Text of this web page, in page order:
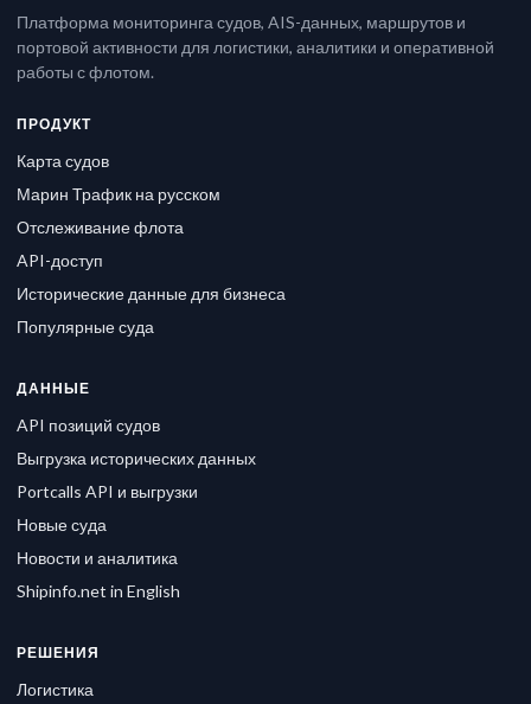
Платформа мониторинга судов, AIS-данных, маршрутов и
портовой активности для логистики, аналитики и оперативной
работы с флотом.
ПРОДУКТ
Карта судов
Марин Трафик на русском
Отслеживание флота
API-доступ
Исторические данные для бизнеса
Популярные суда
ДАННЫЕ
API позиций судов
Выгрузка исторических данных
Portcalls API и выгрузки
Новые суда
Новости и аналитика
Shipinfo.net in English
РЕШЕНИЯ
Логистика